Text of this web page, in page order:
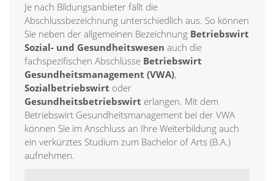
Je nach Bildungsanbieter fällt die
Abschlussbezeichnung unterschiedlich aus. So können
Sie neben der allgemeinen Bezeichnung Betriebswirt
Sozial- und Gesundheitswesen auch die
fachspezifischen Abschlüsse Betriebswirt
Gesundheitsmanagement (VWA),
Sozialbetriebswirt oder
Gesundheitsbetriebswirt erlangen. Mit dem
Betriebswirt Gesundheitsmanagement bei der VWA
können Sie im Anschluss an Ihre Weiterbildung auch
ein verkürztes Studium zum Bachelor of Arts (B.A.)
aufnehmen.